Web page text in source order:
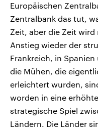
Europäischen
Zentralbank das tut,
Zeit, aber die Zeit
Anstieg wieder der
Frankreich, in
die Mühen, die
erleichtert wurden,
worden in eine
strategische Spiel
Ländern. Die Länder